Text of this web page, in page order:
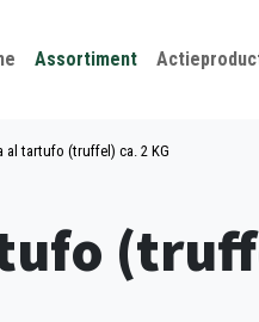
Assortiment
al tartufo (truffel) ca. 2 KG